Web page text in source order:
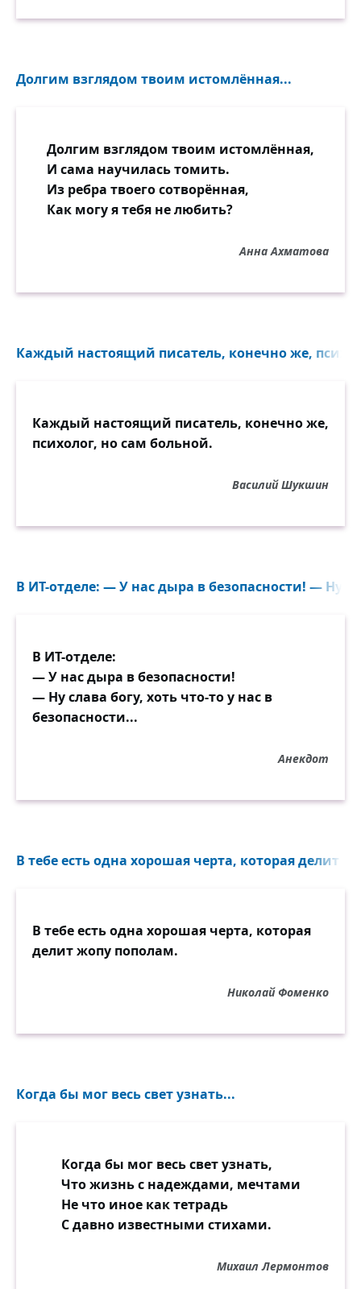
Долгим взглядом твоим истомлённая...
Долгим взглядом твоим истомлённая,
И сама научилась томить.
Из ребра твоего сотворённая,
Как могу я тебя не любить?
Анна Ахматова
Каждый настоящий писатель, конечно же,
Каждый настоящий писатель, конечно же,
психолог, но сам больной.
Василий Шукшин
В ИТ-отделе: — У нас дыра в безопасности! — Ну
В ИТ-отделе:
— У нас дыра в безопасности!
— Ну слава богу, хоть что-то у нас в
безопасности...
Анекдот
В тебе есть одна хорошая черта, которая делит
В тебе есть одна хорошая черта, которая
делит жопу пополам.
Николай Фоменко
Когда бы мог весь свет узнать...
Когда бы мог весь свет узнать,
Что жизнь с надеждами, мечтами
Не что иное как тетрадь
С давно известными стихами.
Михаил Лермонтов